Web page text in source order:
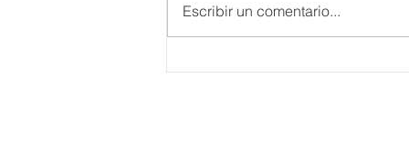
Escribir un comentario...